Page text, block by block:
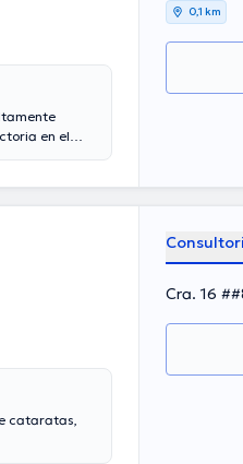
en el
amplia
y
y
referencia
abarca
problemas
la
su búsqueda
y
0,1 km
cataratas,
Cra. 16